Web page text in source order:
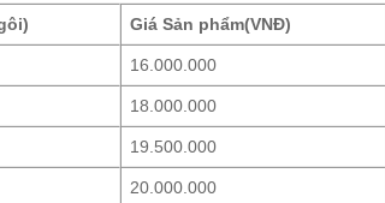
Giá Sản phẩm(VNĐ)
16.000.000
18.000.000
19.500.000
20.000.000